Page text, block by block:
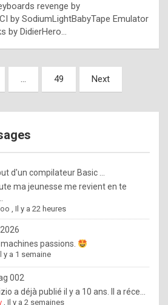
l
e
x
a
%
m
a
d
b
y
o
revenge by
by SodiumLightBabyTape Emulator
by DidierHero…
… 49 Next
d'un compilateur Basic ...
ma jeunesse me revient en te
,Il y a 22 heures
passions.
y a 1 semaine
002
a déjà publié il y a 10 ans. Il a réce...
,Il y a 2 semaines